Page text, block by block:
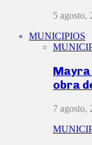
5 agosto,
MUNICIPIOS
Mayra
obra
7 agosto,